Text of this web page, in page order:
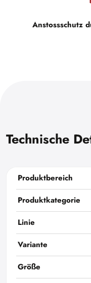
Anstossschutz
Technische
Produktbereich
Produktkategorie
Linie
Variante
Größe